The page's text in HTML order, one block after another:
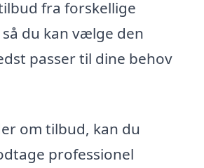
fra forskellige
du kan vælge den
passer til dine behov
om tilbud, kan du
professionel